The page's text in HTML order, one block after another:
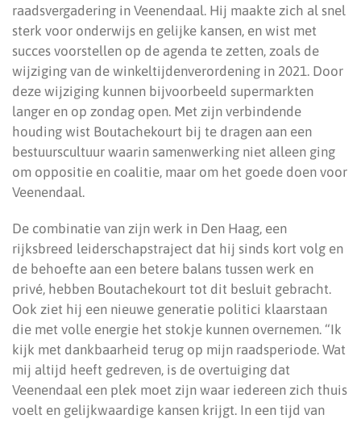
raadsvergadering in Veenendaal. Hij maakte zich al snel
sterk voor onderwijs en gelijke kansen, en wist met
succes voorstellen op de agenda te zetten, zoals de
wijziging van de winkeltijdenverordening in 2021. Door
deze wijziging kunnen bijvoorbeeld supermarkten
langer en op zondag open. Met zijn verbindende
houding wist Boutachekourt bij te dragen aan een
bestuurscultuur waarin samenwerking niet alleen ging
om oppositie en coalitie, maar om het goede doen voor
Veenendaal.
De combinatie van zijn werk in Den Haag, een
rijksbreed leiderschapstraject dat hij sinds kort volg en
de behoefte aan een betere balans tussen werk en
privé, hebben Boutachekourt tot dit besluit gebracht.
Ook ziet hij een nieuwe generatie politici klaarstaan
die met volle energie het stokje kunnen overnemen. “Ik
kijk met dankbaarheid terug op mijn raadsperiode. Wat
mij altijd heeft gedreven, is de overtuiging dat
Veenendaal een plek moet zijn waar iedereen zich thuis
voelt en gelijkwaardige kansen krijgt. In een tijd van